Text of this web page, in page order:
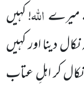
میرےاللّٰہ! کہیں
دینا اور کہیں
کر اہلِ عتاب